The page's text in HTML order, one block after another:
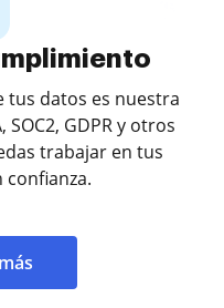
tus datos es nuestra
GDPR y otros
trabajar en tus